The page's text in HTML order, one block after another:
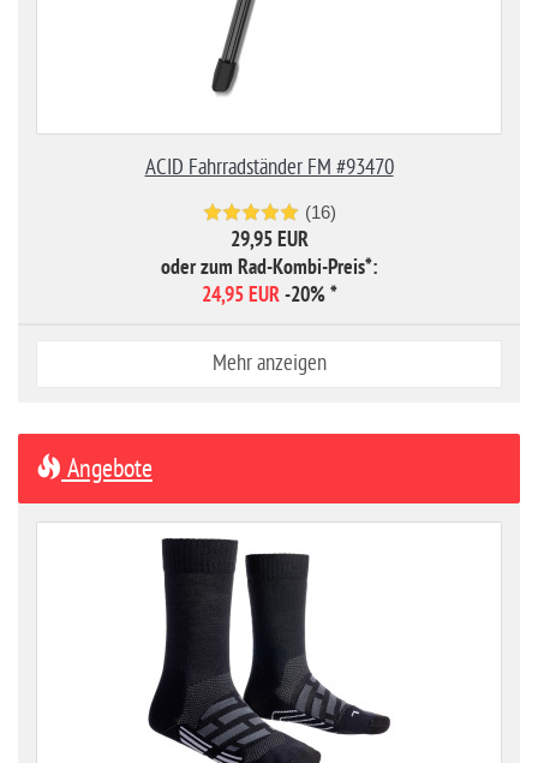
ACID Fahrradständer FM #93470
(16)
29,95 EUR
oder zum Rad-Kombi-Preis*:
24,95 EUR -20%*
Mehr anzeigen
Angebote